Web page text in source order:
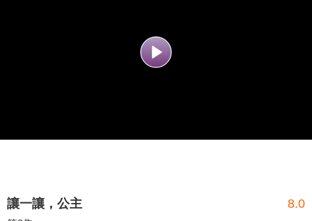
讓一讓，公主 8.0